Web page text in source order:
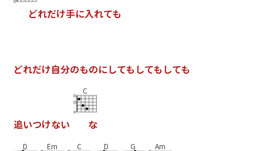
どれだけ手に入れても
どれだけ自分のものにしてもしてもしても
追いつけない
C
な
D Em C D G Am